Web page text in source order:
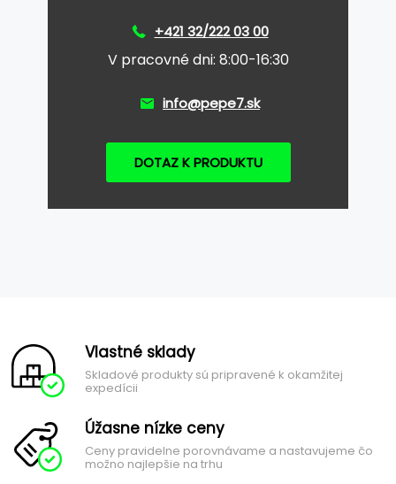
+421 32/222 03 00
V pracovné dni: 8:00-16:30
info@pepe7.sk
DOTAZ K PRODUKTU
Vlastné sklady
Skladové produkty sú pripravené k okamžitej
expedícii
Úžasne nízke ceny
Ceny pravidelne porovnávame a nastavujeme čo
možno najlepšie na trhu